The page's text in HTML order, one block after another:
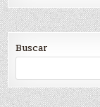
Buscar